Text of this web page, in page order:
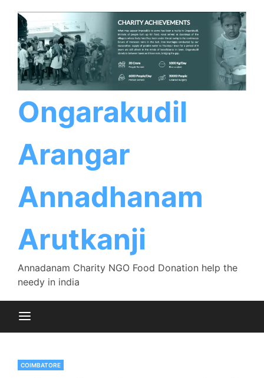
Ongarakudil
Arangar
Annadhanam
Arutkanji
Annadanam Charity NGO Food Donation help the
needy in india
COIMBATORE